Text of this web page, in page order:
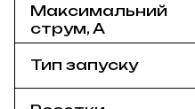
Максимальний
струм, А
Тип запуску